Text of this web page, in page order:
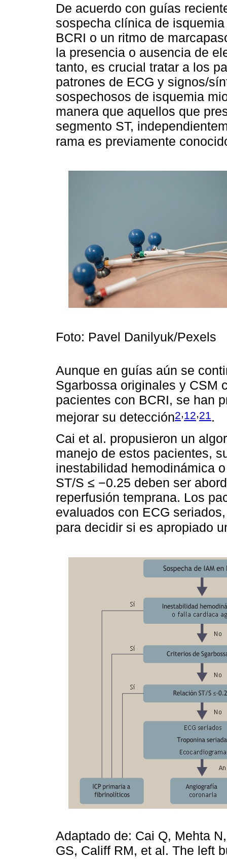
De acuerdo con guías
sospecha clínica de
BCRI o un ritmo de
la presencia o ausencia de
tanto, es crucial tratar a los
patrones de ECG y signos/
sospechosos de isquemia
manera que aquellos que
segmento ST,
rama es previamente
Foto: Pavel Danilyuk/Pexels
Aunque en guías aún se
Sgarbossa originales y CSM
pacientes con BCRI, se han
mejorar su detección2,12,21 .
Cai et al. propusieron un
manejo de estos pacientes,
inestabilidad hemodinámica
ST/S ≤ −0.25 deben ser
reperfusión temprana. Los
evaluados con ECG
para decidir si es apropiado
Adaptado de: Cai Q, Mehta
GS, Califf RM, et al. The left